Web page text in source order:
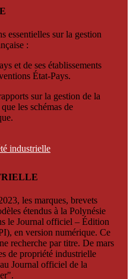
essentielles sur la gestion
:
et de ses établissements
État-Pays.
sur la gestion de la
les schémas de
industrielle
les marques, brevets
étendus à la Polynésie
le Journal officiel – Édition
en version numérique. Ce
recherche par titre. De mars
de propriété industrielle
Journal officiel de la